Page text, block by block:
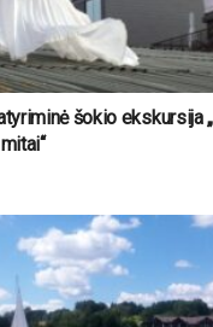
šokio ekskursija